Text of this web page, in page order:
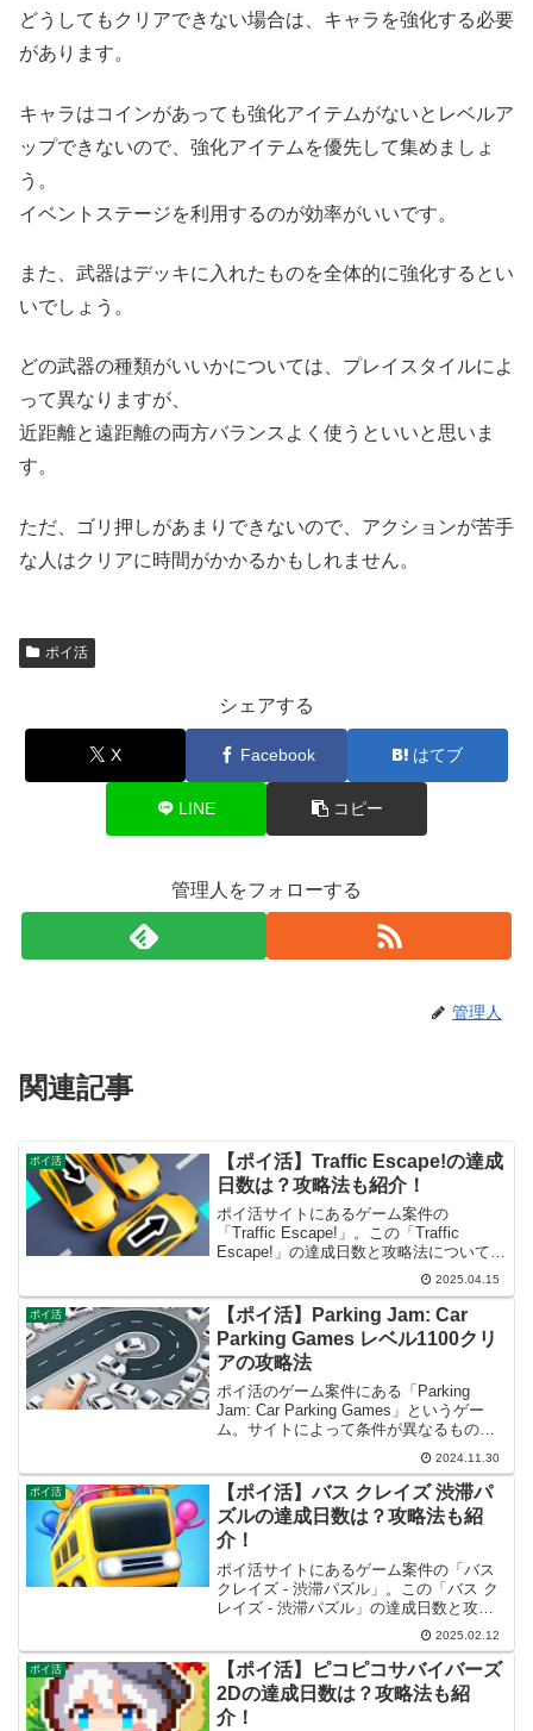
どうしてもクリアできない場合は、キャラを強化する必要
があります。
キャラはコインがあっても強化アイテムがないとレベルア
ップできないので、強化アイテムを優先して集めましょ
う。
イベントステージを利用するのが効率がいいです。
また、武器はデッキに入れたものを全体的に強化するとい
いでしょう。
どの武器の種類がいいかについては、プレイスタイルによ
って異なりますが、
近距離と遠距離の両方バランスよく使うといいと思いま
す。
ただ、ゴリ押しがあまりできないので、アクションが苦手
な人はクリアに時間がかかるかもしれません。
ポイ活
シェアする
X Facebook はてブ
LINE コピー
管理人をフォローする
管理人
関連記事
ポイ活
【ポイ活】Traffic Escape!の達成
日数は？攻略法も紹介！
ポイ活サイトにあるゲーム案件の
「Traffic Escape!」。この「Traffic
Escape!」の達成日数と攻略法について紹
2025.04.15
ポイ活
【ポイ活】Parking Jam: Car
Parking Games レベル1100クリ
アの攻略法
ポイ活のゲーム案件にある「Parking
Jam: Car Parking Games」というゲー
ム。サイトによって条件が異なるものが
あるようですが、「レベル1100クリア」
の攻略法について紹介します。
2024.11.30
ポイ活
【ポイ活】バス クレイズ 渋滞パ
ズルの達成日数は？攻略法も紹
介！
ポイ活サイトにあるゲーム案件の「バス
クレイズ - 渋滞パズル」。この「バス ク
レイズ - 渋滞パズル」の達成日数と攻略
2025.02.12
ポイ活
【ポイ活】ピコピコサバイバーズ
2Dの達成日数は？攻略法も紹
介！